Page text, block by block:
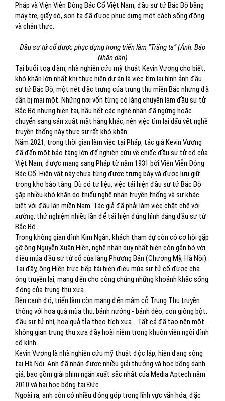
Pháp và Viện Viễn Đông Bác Cổ Việt Nam, đầu sư tử Bắc Bộ bằng
mây tre, giấy dó, sơn ta đã được phục dựng một cách sống động
và chân thực.
Đầu sư tử cổ được phục dựng trong triển lãm “Trăng ta” (Ảnh: Báo
Nhân dân)
Tại buổi toạ đàm, nhà nghiên cứu mỹ thuật Kevin Vương cho biết,
khó khăn lớn nhất khi thực hiện dự án là việc tìm lại hình ảnh đầu
sư tử Bắc Bộ, một nét đặc trưng của trung thu miền Bắc nhưng đã
dần bị mai một. Những nơi vốn từng có làng chuyên làm đầu sư tử
Bắc Bộ nhưng hiện tại, hầu hết các nghệ nhân đã ngừng hoặc
chuyển sang sản xuất mặt hàng khác, nên việc tìm lại dấu vết nghề
truyền thống này thực sự rất khó khăn.
Năm 2021, trong thời gian làm việc tại Pháp, tác giả Kevin Vương
đã đến một bảo tàng lớn để nghiên cứu về chiếc đầu sư tử cổ của
Việt Nam, được mang sang Pháp từ năm 1931 bởi Viện Viễn Đông
Bác Cổ. Hiện vật này chưa từng được trưng bày và được lưu giữ
trong kho bảo tàng. Dù có tư liệu, việc tái hiện đầu sư tử Bắc Bộ
gặp nhiều khó khăn do thiếu nghệ nhân truyền thống và sự khác
biệt với đầu lân miền Nam. Tác giả đã phải làm việc chặt chẽ với
xưởng, thử nghiệm nhiều lần để tái hiện đúng hình dáng đầu sư tử
Bắc Bộ.
Trong không gian đình Kim Ngân, khách tham dự còn có cơ hội gặp
gỡ ông Nguyễn Xuân Hiền, nghệ nhân duy nhất hiện còn gắn bó với
điệu múa đầu sư tử cổ của làng Phương Bản (Chương Mỹ, Hà Nội).
Tại đây, ông Hiền trực tiếp tái hiện điệu múa sư tử cổ được cha
ông truyền lại, mang đến cho công chúng những khoảnh khắc sống
động của trung thu xưa.
Bên cạnh đó, triển lãm còn mang đến mâm cỗ Trung Thu truyền
thống với hoa quả mùa thu, bánh nướng - bánh dẻo, con giống bột,
đầu sư tử nhí, hoa quả tỉa theo tích xưa… Tất cả đã tạo nên một
không gian trung thu xưa đầy hoài niệm trong khuôn viên ngôi đình
cổ kính.
Kevin Vương là nhà nghiên cứu mỹ thuật độc lập, hiện đang sống
tại Hà Nội. Anh đã nhận được nhiều giải thưởng và học bổng danh
giá, bao gồm giải phim ngắn xuất sắc nhất của Media Aptech năm
2010 và hai học bổng tại Đức.
Ngoài ra, anh còn có nhiều đóng góp trong lĩnh vực văn hóa, đặc